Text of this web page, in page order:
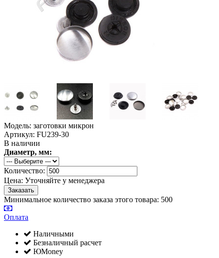
Модель: заготовки микрон
Артикул: FU239-30
В наличии
Диаметр, мм:
Количество:
Цена: Уточняйте у менеджера
Минимальное количество заказа этого товара: 500
Оплата
Наличными
Безналичный расчет
ЮMoney